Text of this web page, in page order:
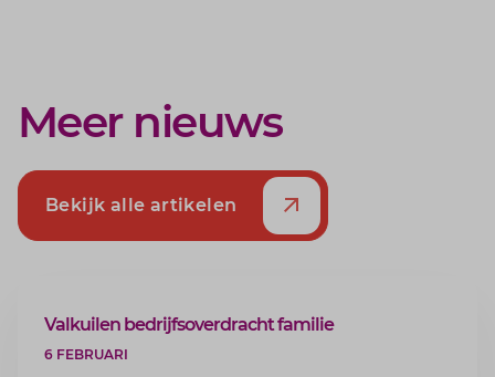
Meer nieuws
Bekijk alle artikelen
ARTIKEL
Valkuilen bedrijfsoverdracht familie
6 FEBRUARI